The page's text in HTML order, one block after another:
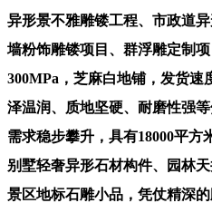
异形景不雅雕镂工程、市政道
墙粉饰雕镂项目、群浮雕定制
300MPa，芝麻白地铺，发货速
泽温润、质地坚硬、耐磨性强
需求稳步攀升，具有18000平
别墅轻奢异形石材构件、园林
景区地标石雕小品，凭仗精深